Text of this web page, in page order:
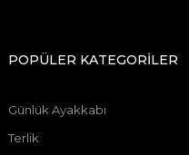
POPÜLER KATEGORİLER
Günlük Ayakkabı
Terlik